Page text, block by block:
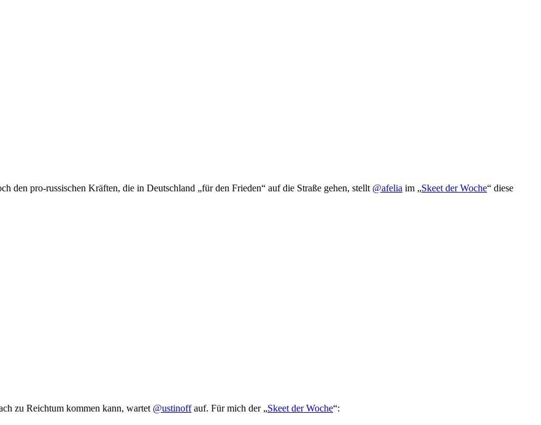
den pro-russischen Kräften, die in Deutschland „für den Frieden“ auf die Straße gehen, stellt @afelia im „Skeet der Woche“ diese
zu Reichtum kommen kann, wartet @ustinoffauf. Für mich der „Skeet der Woche“: